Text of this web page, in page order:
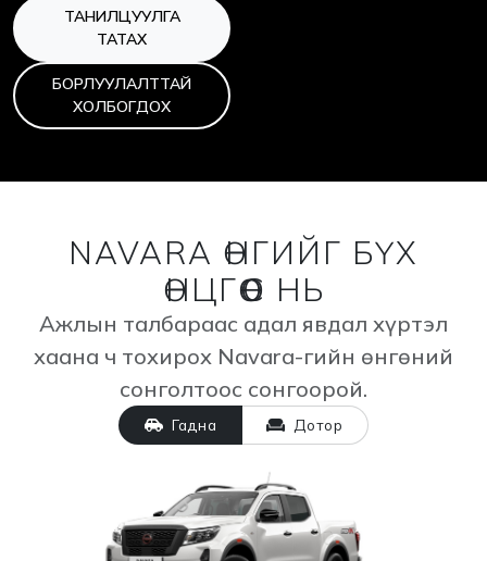
ТАНИЛЦУУЛГА
ТАТАХ
БОРЛУУЛАЛТТАЙ
ХОЛБОГДОХ
NAVARA ӨНГИЙГ БҮХ
ӨНЦГӨӨС НЬ
Ажлын талбараас адал явдал хүртэл
хаана ч тохирох Navara-гийн өнгөний
сонголтоос сонгоорой.
Гадна Дотор